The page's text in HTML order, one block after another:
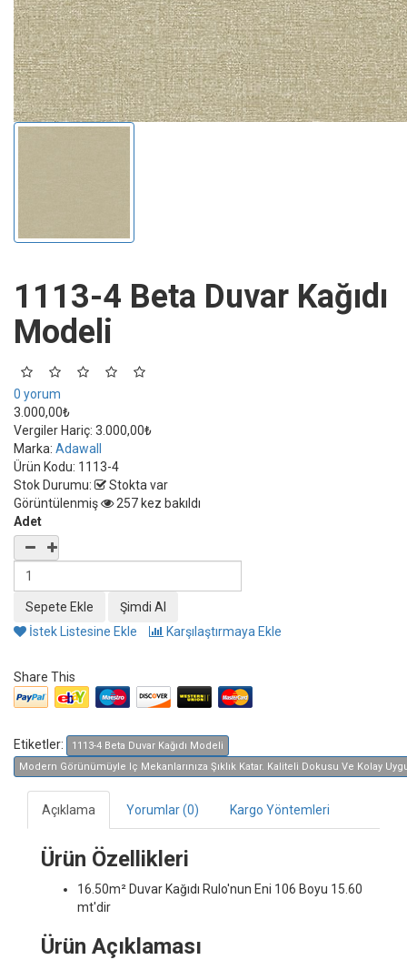
1113-4 Beta Duvar Kağıdı
Modeli
0 yorum
3.000,00₺
Vergiler Hariç: 3.000,00₺
Marka: Adawall
Ürün Kodu: 1113-4
Stok Durumu:
Stokta var
Görüntülenmiş
257 kez bakıldı
Adet
İstek Listesine Ekle Karşılaştırmaya Ekle
Share This
Etiketler:
1113-4 Beta Duvar Kağıdı Modeli
Modern Görünümüyle Iç Mekanlarınıza Şıklık Katar. Kaliteli Dokusu Ve Kolay
Açıklama Yorumlar (0) Kargo Yöntemleri
Ürün Özellikleri
16.50m² Duvar Kağıdı Rulo'nun Eni 106 Boyu 15.60
mt'dir
Ürün Açıklaması